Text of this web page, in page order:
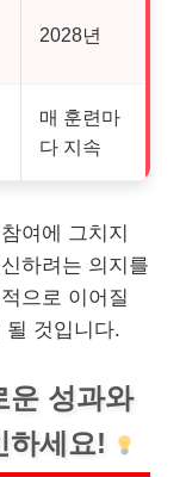
2028년
매 훈련마
다 지속
여에 그치지
하려는 의지를
으로 이어질
될 것입니다.
운 성과와
하세요!